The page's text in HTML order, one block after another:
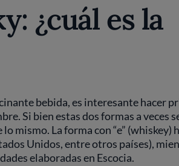
¿cuál es la
bebida, es interesante hacer
Si bien estas dos formas a veces
mismo. La forma con “e” (whiskey)
Unidos, entre otros países),
elaboradas en Escocia.